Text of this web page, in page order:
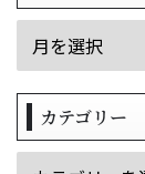
カテゴリー